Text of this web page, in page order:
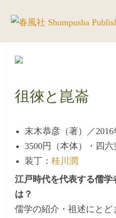
徂徠と崑崙
末木恭彦（著）／2016
3500円（本体）・四
装丁：桂川潤
江戸時代を代表する儒学
は？
儒学の紹介・祖述にと